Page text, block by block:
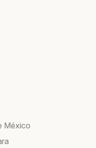
México